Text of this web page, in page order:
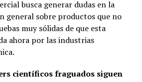
busca generar dudas en la
general sobre productos que no
muy sólidas de que esta
ahora por las industrias
científicos fraguados siguen